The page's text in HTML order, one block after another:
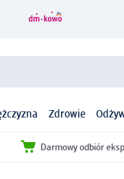
Zdrowie
Darmowy odbiór